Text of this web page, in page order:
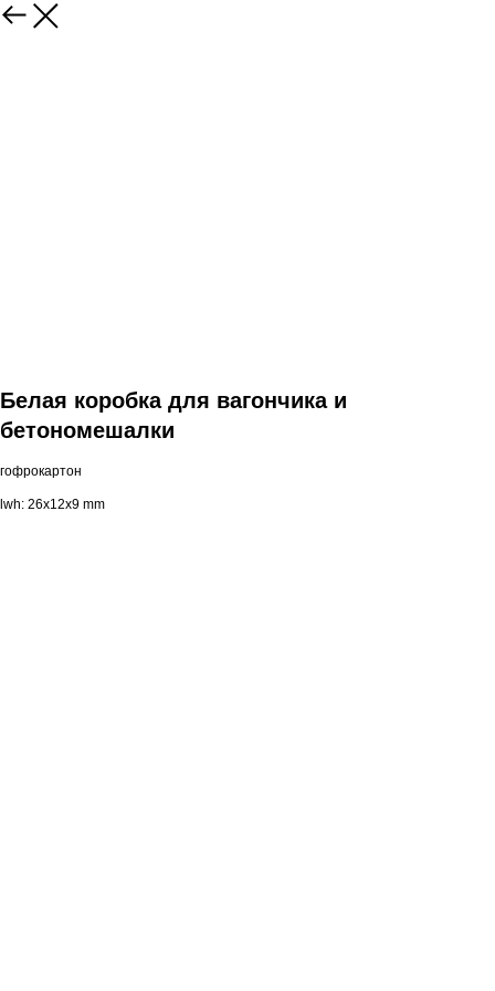
Белая коробка для вагончика и
бетономешалки
гофрокартон
lwh: 26x12x9 mm